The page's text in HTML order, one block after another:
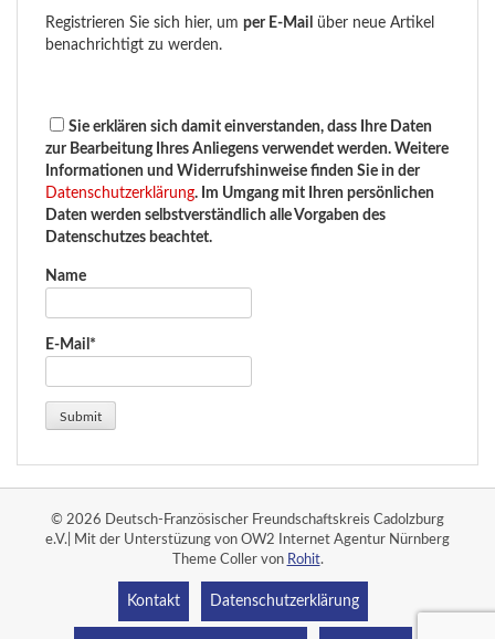
Registrieren Sie sich hier, um per E-Mail
über neue Artikel
benachrichtigt zu werden.
Sie erklären sich damit einverstanden, dass Ihre Daten
zur Bearbeitung Ihres Anliegens verwendet werden. Weitere
Informationen und Widerrufshinweise finden Sie in der
Datenschutzerklärung. Im Umgang mit Ihren persönlichen
Daten werden selbstverständlich alle Vorgaben des
Datenschutzes beachtet.
Name
E-Mail*
© 2026 Deutsch-Französischer Freundschaftskreis Cadolzburg
e.V.| Mit der Unterstüzung von OW2 Internet Agentur Nürnberg
Theme Coller von Rohit.
Kontakt Datenschutzerklärung